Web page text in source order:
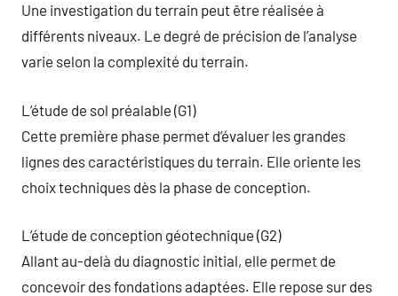
Une investigation du terrain peut être réalisée à
différents niveaux. Le degré de précision de l’analyse
varie selon la complexité du terrain.
L’étude de sol préalable (G1)
Cette première phase permet d’évaluer les grandes
lignes des caractéristiques du terrain. Elle oriente les
choix techniques dès la phase de conception.
L’étude de conception géotechnique (G2)
Allant au-delà du diagnostic initial, elle permet de
concevoir des fondations adaptées. Elle repose sur des